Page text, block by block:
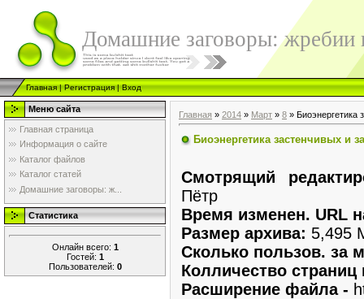
Домашние заговоры: жребии
Главная|Регистрация|Вход
Меню сайта
Главная страница
Информация о сайте
Каталог файлов
Каталог статей
Домашние заговоры: ж...
Статистика
Онлайн всего: 1
Гостей: 1
Пользователей: 0
Главная » 2014 » Март » 8 » Биоэнергетика
Биоэнергетика застенчивых и
Смотрящий
Пётр
Время изменен. URL
Размер архива: 5,495
Сколько пользов. за
Колличество
Расширение файла -